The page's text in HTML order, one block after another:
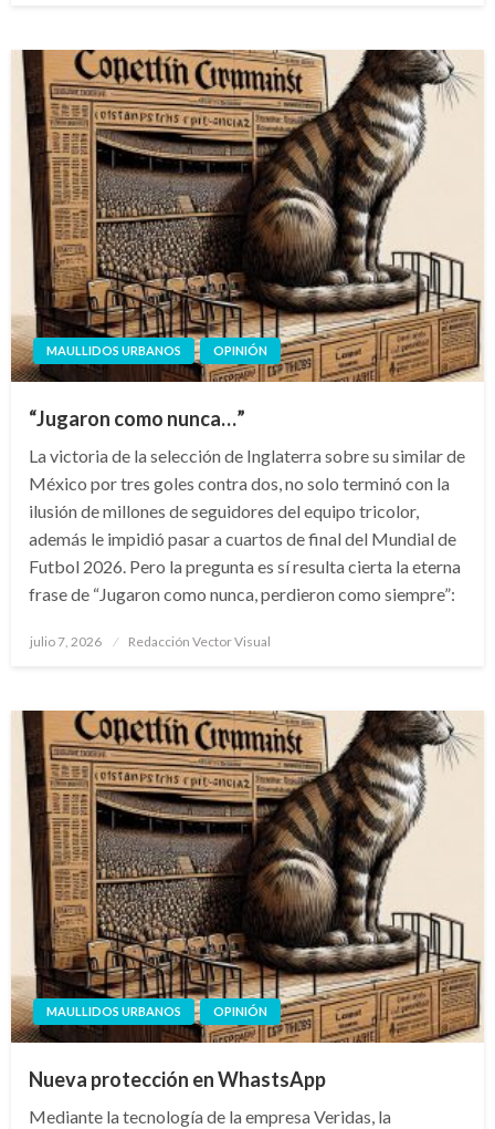
MAULLIDOS URBANOS OPINIÓN
“Jugaron como nunca…”
La victoria de la selección de Inglaterra sobre su similar de
México por tres goles contra dos, no solo terminó con la
ilusión de millones de seguidores del equipo tricolor,
además le impidió pasar a cuartos de final del Mundial de
Futbol 2026. Pero la pregunta es sí resulta cierta la eterna
frase de “Jugaron como nunca, perdieron como siempre”:
Publicado
julio 7, 2026 Redacción Vector Visual
MAULLIDOS URBANOS OPINIÓN
Nueva protección en WhastsApp
Mediante la tecnología de la empresa Veridas, la